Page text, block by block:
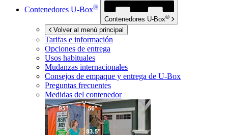
Contenedores U-Box®
Contenedores U-Box®
Volver al menú principal
Tarifas e información
Opciones de entrega
Usos habituales
Mudanzas internacionales
Consejos de empaque y entrega de U-Box
Preguntas frecuentes
Medidas del contenedor